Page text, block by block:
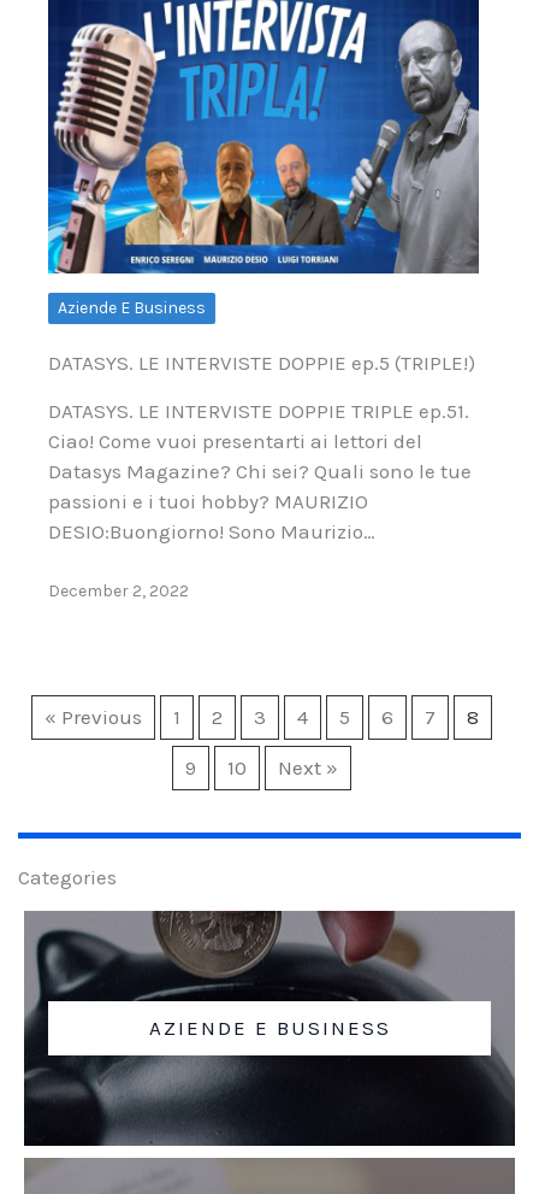
Aziende E Business
DATASYS. LE INTERVISTE DOPPIE ep.5 (TRIPLE!)
DATASYS. LE INTERVISTE DOPPIE TRIPLE ep.51.
Ciao! Come vuoi presentarti ai lettori del
Datasys Magazine? Chi sei? Quali sono le tue
passioni e i tuoi hobby? MAURIZIO
DESIO:Buongiorno! Sono Maurizio…
December 2, 2022
« Previous 1 2 3 4 5 6 7 8
9 10 Next »
Categories
AZIENDE E BUSINESS